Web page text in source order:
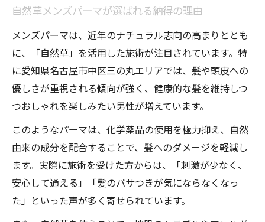
自然草メンズパーマが選ばれる納得の理由
メンズパーマは、近年のナチュラル志向の高まりととも
に、「自然草」を活用した施術が注目されています。特
に愛知県名古屋市中区三の丸エリアでは、髪や頭皮への
優しさが重視される傾向が強く、健康的な髪を維持しつ
つおしゃれを楽しみたい男性が増えています。
このようなパーマは、化学薬品の使用を極力抑え、自然
由来の成分を配合することで、髪へのダメージを軽減し
ます。実際に施術を受けた方からは、「刺激が少なく、
安心して通える」「髪のパサつきが気にならなくなっ
た」といった声が多く寄せられています。